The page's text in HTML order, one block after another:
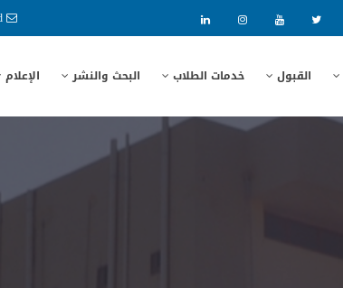
القبول خدمات الطلاب البحث والنشر الإعلام